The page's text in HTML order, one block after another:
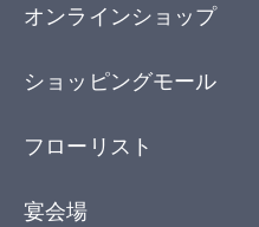
オンラインショップ
ショッピングモール
フローリスト
宴会場